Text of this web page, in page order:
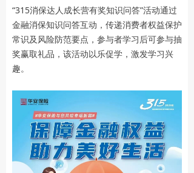
“315消保达人成长营有奖知识问答”活动通过
金融消保知识问答互动，传递消费者权益保护
常识及风险防范要点，参与者学习后可参与抽
奖赢取礼品，该活动以乐促学，激发学习兴
趣。